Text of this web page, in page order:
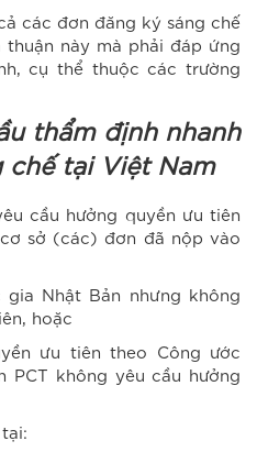
các đơn đăng ký sáng chế
này mà phải đáp ứng
cụ thể thuộc các trường
thẩm định nhanh
tại Việt Nam
cầu hưởng quyền ưu tiên
sở (các) đơn đã nộp vào
Nhật Bản nhưng không
hoặc
ưu tiên theo Công ước
PCT không yêu cầu hưởng